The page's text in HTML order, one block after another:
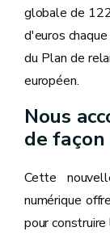
globale de
d'euros
du Plan de
européen.
Nous
de
Cette
numérique
pour